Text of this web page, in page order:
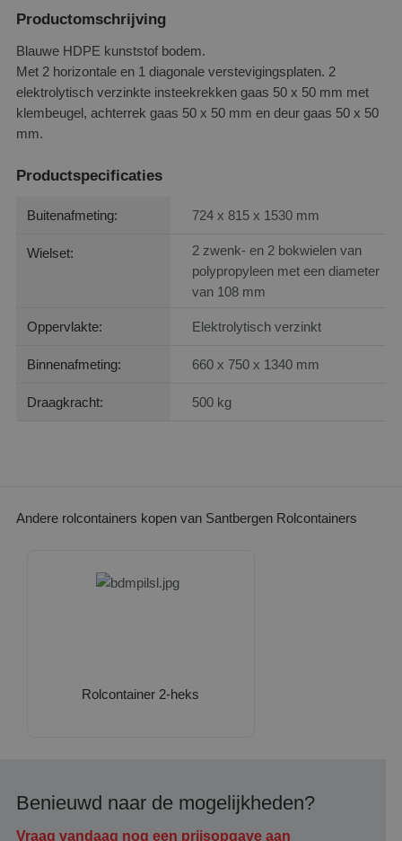
Productomschrijving
Blauwe HDPE kunststof bodem.
Met 2 horizontale en 1 diagonale verstevigingsplaten. 2
elektrolytisch verzinkte insteekrekken gaas 50 x 50 mm met
klembeugel, achterrek gaas 50 x 50 mm en deur gaas 50 x 50
mm.
Productspecificaties
Buitenafmeting: 724 x 815 x 1530 mm
Wielset:
2 zwenk- en 2 bokwielen van
polypropyleen met een diameter
van 108 mm
Oppervlakte: Elektrolytisch verzinkt
Binnenafmeting: 660 x 750 x 1340 mm
Draagkracht: 500 kg
Andere rolcontainers kopen van Santbergen Rolcontainers
Rolcontainer 2-heks
Benieuwd naar de mogelijkheden?
Vraag vandaag nog een prijsopgave aan